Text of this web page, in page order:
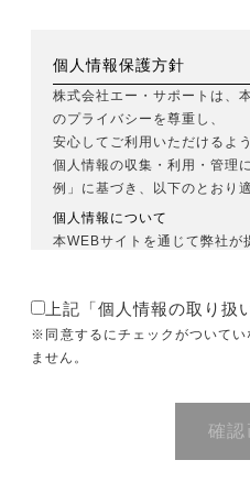
個人情報保護方針
株式会社エー・サポートは、
のプライバシーを尊重し、
安心してご利用いただけるよ
個人情報の収集・利用・管理
例」に基づき、以下のとおり
個人情報について
本WEBサイトを通じて弊社が
個人情報の収集について
本WEBサイトを通じて個人情
本人の意思による情報の提供
個人情報の利用について
本WEBサイトを通じて提供
上記「個人情報の取り扱
※同意するにチェックがついてい
ません。